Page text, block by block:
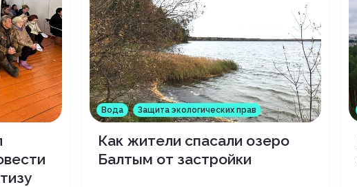
Вода Защита экологических прав
Как жители спасали озеро
Балтым от застройки